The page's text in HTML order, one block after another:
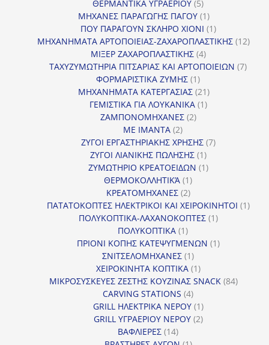
προϊόν
ΘΕΡΜΑΝΤΙΚΑ ΥΓΡΑΕΡΙΟΥ 55
προϊόντα
ΜΗΧΑΝΕΣ ΠΑΡΑΓΩΓΗΣ ΠΑΓΟΥ 11
προϊόν
ΠΟΥ ΠΑΡΑΓΟΥΝ ΣΚΛΗΡΟ ΧΙΟΝΙ 11
προϊόν
ΜΗΧΑΝΗΜΑΤΑ ΑΡΤΟΠΟΙΕΙΑΣ-ΖΑΧΑΡΟΠΛΑΣΤΙΚΗΣ 1212
ΜΙΞΕΡ ΖΑΧΑΡΟΠΛΑΣΤΙΚΗΣ 44
προϊόντα
ΤΑΧΥΖΥΜΩΤΗΡΙΑ ΠΙΤΣΑΡΙΑΣ ΚΑΙ ΑΡΤΟΠΟΙΕΙΩΝ 77
ΦΟΡΜΑΡΙΣΤΙΚΑ ΖΥΜΗΣ 11
προϊόν
ΜΗΧΑΝΗΜΑΤΑ ΚΑΤΕΡΓΑΣΙΑΣ 2121
προϊόντα
ΓΕΜΙΣΤΙΚΑ ΓΙΑ ΛΟΥΚΑΝΙΚΑ 11
ΖΑΜΠΟΝΟΜΗΧΑΝΕΣ 22
ΜΕ ΙΜΑΝΤΑ 22
προϊόντα
ΖΥΓΟΙ ΕΡΓΑΣΤΗΡΙΑΚΗΣ ΧΡΗΣΗΣ 77
ΖΥΓΟΙ ΛΙΑΝΙΚΗΣ ΠΩΛΗΣΗΣ 11
προϊόν
ΖΥΜΩΤΗΡΙΟ ΚΡΕΑΤΟΕΙΔΩΝ 11
ΘΕΡΜΟΚΟΛΛΗΤΙΚΆ 11
προϊόν
ΚΡΕΑΤΟΜΗΧΑΝΕΣ 22
προϊόντα
ΠΑΤΑΤΟΚΟΠΤΕΣ ΗΛΕΚΤΡΙΚΟΙ ΚΑΙ ΧΕΙΡΟΚΙΝΗΤΟΙ 11
ΠΟΛΥΚΟΠΤΙΚΑ-ΛΑΧΑΝΟΚΟΠΤΕΣ 11
ΠΟΛΥΚΟΠΤΙΚΑ 11
προϊόν
ΠΡΙΟΝΙ ΚΟΠΗΣ ΚΑΤΕΨΥΓΜΕΝΩΝ 11
ΣΝΙΤΣΕΛΟΜΗΧΑΝΕΣ 11
προϊόν
ΧΕΙΡΟΚΙΝΗΤΑ ΚΟΠΤΙΚΑ 11
προϊόν
ΜΙΚΡΟΣΥΣΚΕΥΕΣ ΖΕΣΤΗΣ ΚΟΥΖΙΝΑΣ SNACK 8484
CARVING STATIONS 44
προϊόντα
GRILL ΗΛΕΚΤΡΙΚΑ ΝΕΡΟΥ 11
προϊόν
GRILL ΥΓΡΑΕΡΙΟΥ ΝΕΡΟΥ 22
ΒΑΦΛΙΕΡΕΣ 1414